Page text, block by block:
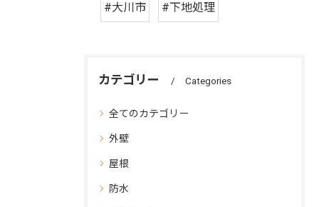
#大川市 #下地処理
カテゴリー Categories
全てのカテゴリー
外壁
屋根
防水